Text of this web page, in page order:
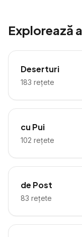
Explorează
Deserturi
183 rețete
cu Pui
102 rețete
de Post
83 rețete